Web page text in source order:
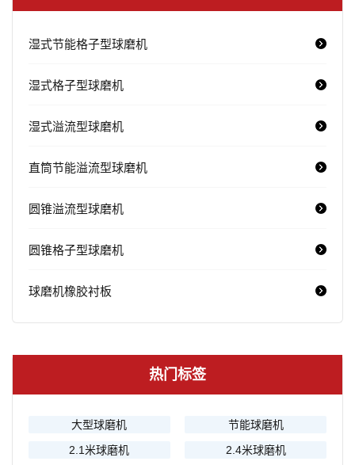
湿式节能格子型球磨机
湿式格子型球磨机
湿式溢流型球磨机
直筒节能溢流型球磨机
圆锥溢流型球磨机
圆锥格子型球磨机
球磨机橡胶衬板
热门标签
大型球磨机
节能球磨机
2.1米球磨机
2.4米球磨机